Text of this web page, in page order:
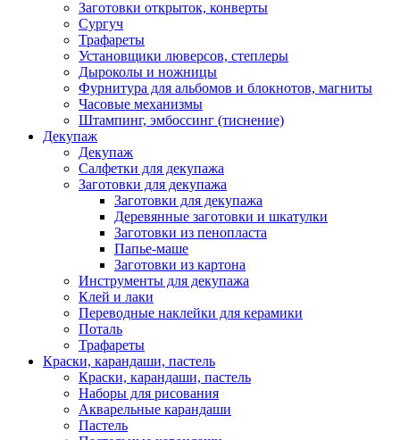
Заготовки открыток, конверты
Сургуч
Трафареты
Установщики люверсов, степлеры
Дыроколы и ножницы
Фурнитура для альбомов и блокнотов, магниты
Часовые механизмы
Штампинг, эмбоссинг (тиснение)
Декупаж
Декупаж
Салфетки для декупажа
Заготовки для декупажа
Заготовки для декупажа
Деревянные заготовки и шкатулки
Заготовки из пенопласта
Папье-маше
Заготовки из картона
Инструменты для декупажа
Клей и лаки
Переводные наклейки для керамики
Поталь
Трафареты
Краски, карандаши, пастель
Краски, карандаши, пастель
Наборы для рисования
Акварельные карандаши
Пастель